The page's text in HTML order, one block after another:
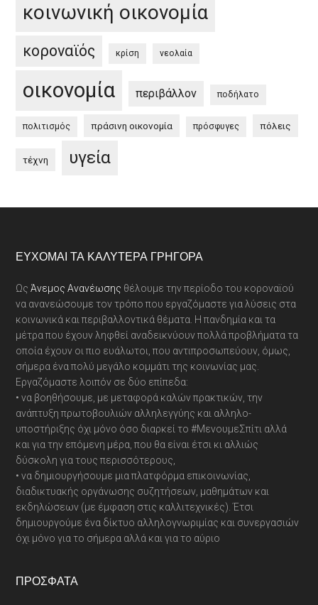
κοινωνική οικονομία
κοροναϊός κρίση νεολαία
οικονομία περιβάλλον ποδήλατο
πολιτισμός πράσινη οικονομία πρόσφυγες πόλεις
τέχνη υγεία
Footer
ΕΎΧΟΜΑΙ ΤΑ ΚΑΛΎΤΕΡΑ ΓΡΉΓΟΡΑ
ΩςΆνεμος Ανανέωσης θέλουμε την περίοδο του κοροναϊού
να ανανεώσουμε τον τρόπο που εργαζόμαστε για λύσεις στα
κοινωνικά και περιβαλλοντικά θέματα. Η πανδημία και τα
μέτρα που έχουν ληφθεί αναδεικνύουν πολλά προβλήματα τα
οποία έχουν οι πιο ευάλωτοι, που αντιπροσωπεύουν, όμως,
σήμερα ένα πολύ μεγάλο κομμάτι της κοινωνίας μας.
Εργαζόμαστε λοιπόν σε δύο επίπεδα:
• να βοηθήσουμε, με μεταφορά καλών πρακτικών, την
ανάπτυξη πρωτοβουλιών αλληλεγγύης και αλληλο-
υποστήριξης όχι μόνο όσο διαρκεί το #ΜενουμεΣπίτι αλλά
και για την επόμενη μέρα, που θα είναι έτσι κι αλλιώς
δύσκολη για τους περισσότερους,
• να δημιουργήσουμε μια πλατφόρμα επικοινωνίας,
διαδικτυακής οργάνωσης συζητήσεων, μαθημάτων και
εκδηλώσεων (με έμφαση στις καλλιτεχνικές). Έτσι
δημιουργούμε ένα δίκτυο αλληλογνωριμίας και συνεργασιών
όχι μόνο για το σήμερα αλλά και για το αύριο
ΠΡΌΣΦΑΤΑ